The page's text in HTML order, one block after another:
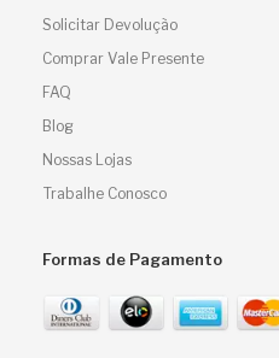
Solicitar Devolução
Comprar Vale Presente
FAQ
Blog
Nossas Lojas
Trabalhe Conosco
Formas de Pagamento